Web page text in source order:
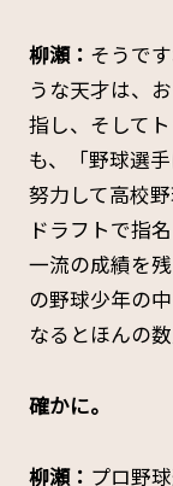
柳瀬： そうで
うな天才は、
指し、そして
も、「野球選
努力して高校
ドラフトで指
一流の成績を
の野球少年の
なるとほんの
――確かに。
柳瀬： プロ野